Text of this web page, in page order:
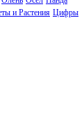
и Растения Цифры